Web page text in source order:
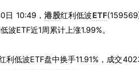
日 10:49 ，港股红利低波ETF
波ETF近1周累计上涨1.99%。
利低波ETF盘中换手11.91% ，成交